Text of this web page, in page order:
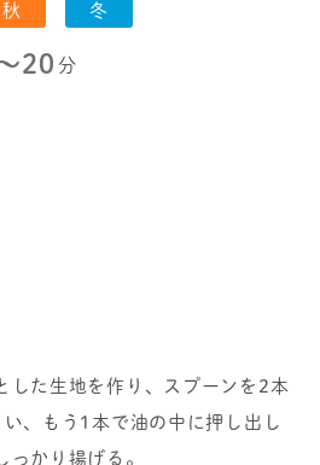
秋 冬
20 分
した生地を作り、スプーンを2本
、もう1本で油の中に押し出し
っかり揚げる。